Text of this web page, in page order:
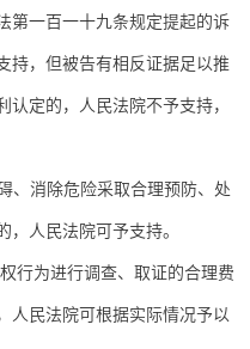
第一百一十九条规定提起的诉
持，但被告有相反证据足以推
定的，人民法院不予支持，
、消除危险采取合理预防、处
，人民法院可予支持。
行为进行调查、取证的合理费
人民法院可根据实际情况予以